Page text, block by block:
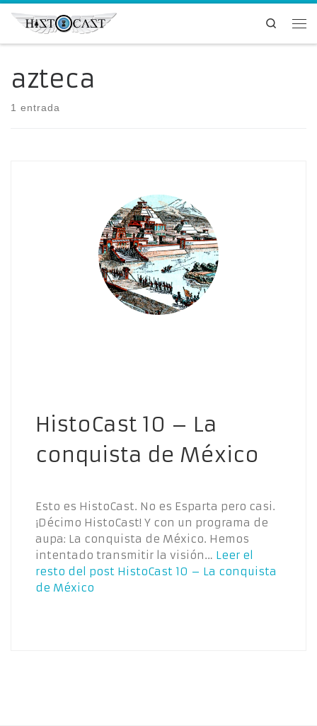
Saltar al contenido
Search
azteca
1 entrada
HistoCast 10 – La
conquista de México
Esto es HistoCast. No es Esparta pero casi.
¡Décimo HistoCast! Y con un programa de
aupa: La conquista de México. Hemos
intentado transmitir la visión… Leer el
resto del post HistoCast 10 – La conquista
de México